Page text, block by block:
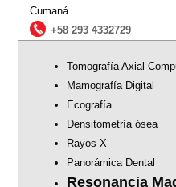
Cumaná
+58 293 4332729
Tomografía Axial
Mamografía Digital
Ecografía
Densitometría ósea
Rayos X
Panorámica Dental
Resonancia